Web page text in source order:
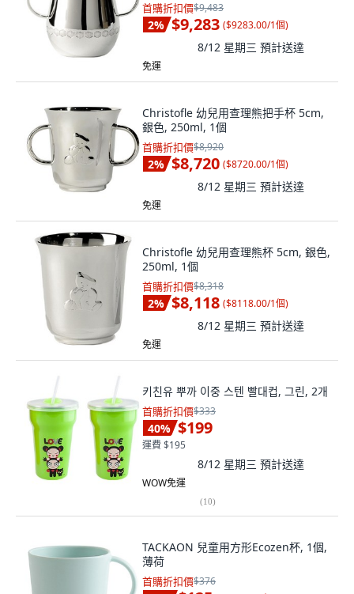
首購折扣價$9,483
2% $9,283 ($9283.00/1個)
8/12 星期三 預計送達
免運
Christofle 幼兒用查理熊把手杯 5cm,
銀色, 250ml, 1個
首購折扣價$8,920
2% $8,720 ($8720.00/1個)
8/12 星期三 預計送達
免運
Christofle 幼兒用查理熊杯 5cm, 銀色,
250ml, 1個
首購折扣價$8,318
2% $8,118 ($8118.00/1個)
8/12 星期三 預計送達
免運
키친유 뿌까 이중 스텐 빨대컵, 그린, 2개
首購折扣價$333
40% $199
運費 $195
8/12 星期三 預計送達
WOW免運
(10)
TACKAON 兒童用方形Ecozen杯, 1個,
薄荷
首購折扣價$376